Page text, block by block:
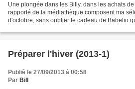
Une plongée dans les Billy, dans les achats
rapporté de la médiathèque composent ma
d'octobre, sans oublier le cadeau de Babelio
Préparer l'hiver (2013-1)
Publié le 27/09/2013 à 00:58
Par Bill